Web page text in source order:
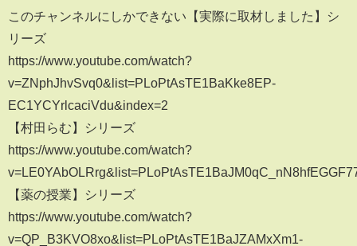
このチャンネルにしかできない【実際に取材しました】シ
リーズ
https://www.youtube.com/watch?
v=ZNphJhvSvq0&list=PLoPtAsTE1BaKke8EP-
EC1YCYrlcaciVdu&index=2
【村田らむ】シリーズ
https://www.youtube.com/watch?
【薬の授業】シリーズ
https://www.youtube.com/watch?
v=QP_B3KVO8xo&list=PLoPtAsTE1BaJZAMxXm1-